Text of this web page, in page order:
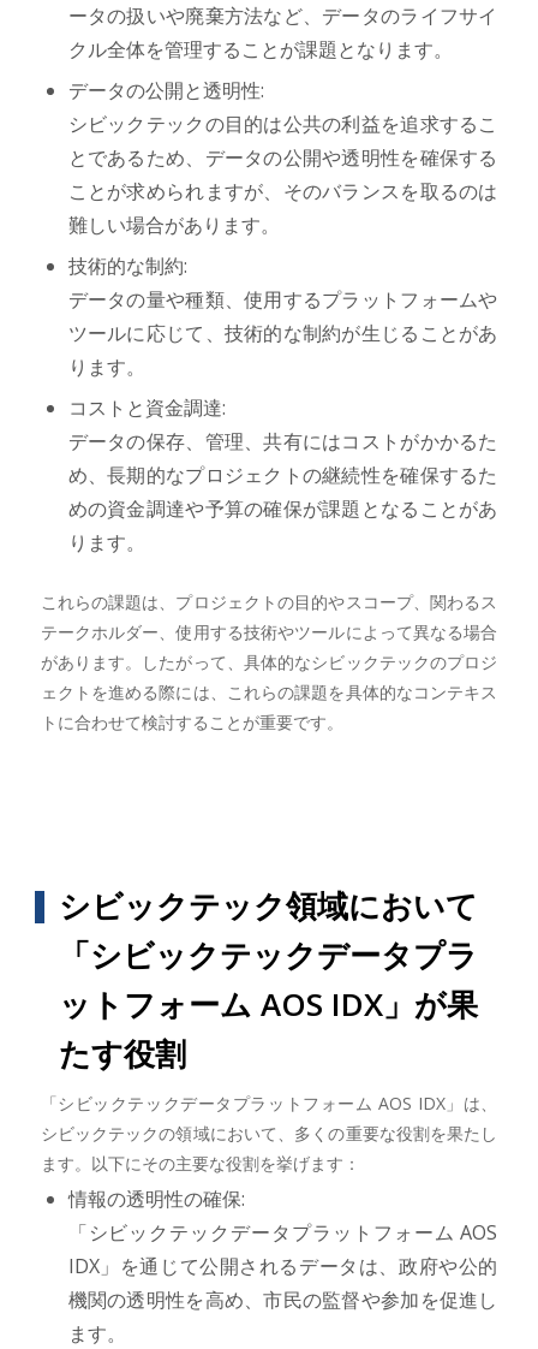
ータの扱いや廃棄方法など、データのライフサイ
クル全体を管理することが課題となります。
データの公開と透明性:
シビックテックの目的は公共の利益を追求するこ
とであるため、データの公開や透明性を確保する
ことが求められますが、そのバランスを取るのは
難しい場合があります。
技術的な制約:
データの量や種類、使用するプラットフォームや
ツールに応じて、技術的な制約が生じることがあ
ります。
コストと資金調達:
データの保存、管理、共有にはコストがかかるた
め、長期的なプロジェクトの継続性を確保するた
めの資金調達や予算の確保が課題となることがあ
ります。
これらの課題は、プロジェクトの目的やスコープ、関わるス
テークホルダー、使用する技術やツールによって異なる場合
があります。したがって、具体的なシビックテックのプロジ
ェクトを進める際には、これらの課題を具体的なコンテキス
トに合わせて検討することが重要です。
シビックテック領域において
「シビックテックデータプラ
ットフォーム AOS IDX」が果
たす役割
「シビックテックデータプラットフォーム AOS IDX」は、
シビックテックの領域において、多くの重要な役割を果たし
ます。以下にその主要な役割を挙げます：
情報の透明性の確保:
「シビックテックデータプラットフォーム AOS
IDX」を通じて公開されるデータは、政府や公的
機関の透明性を高め、市民の監督や参加を促進し
ます。